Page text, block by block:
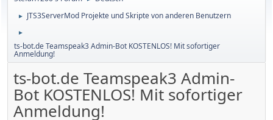
► JTS3ServerMod Projekte und Skripte von anderen Benutzern
►
ts-bot.de Teamspeak3 Admin-Bot KOSTENLOS! Mit sofortiger
Anmeldung!
ts-bot.de Teamspeak3 Admin-
Bot KOSTENLOS! Mit sofortiger
Anmeldung!